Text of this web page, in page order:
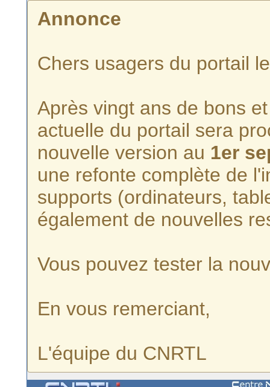
Annonce
Chers usagers du portail
Après vingt ans de bons
actuelle du portail sera
nouvelle version au 1er
une refonte complète de
supports (ordinateurs,
également de nouvelles
Vous pouvez tester la
En vous remerciant,
L'équipe du CNRTL